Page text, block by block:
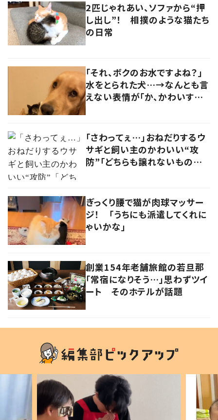
2匹じゃれあい、ソファから“押
し出し”！ 相撲のような猫たち
の日常
「それ、ボクのお水ですよね？」
水をとられた犬…→なんとも言
えない表情が「か、かわいすぎ
「さわってぇ…」おねだりするウ
サギと飼い主のかわいい“攻
防”「どちらも譲れないものが
ぎっくり腰で猫が肉球マッサー
ジ！ 「うちにも派遣してくれに
ゃいかな」
創業154年老舗旅館の若旦那
「常宿になりそう…」思わずツイ
ート そのホテルが話題